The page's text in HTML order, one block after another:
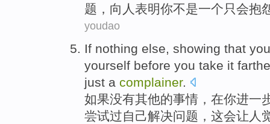
题 ，向人 表明你不是一个只会抱
youdao
If nothing else, showing that you
yourself before you take it
just a complainer.
如果没有其他的事情，在你进一
尝试过自己解决问题， 这会让 人